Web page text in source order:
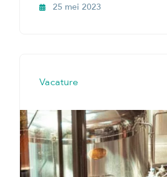
25 mei 2023
Vacature